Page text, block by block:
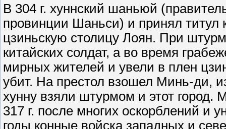
В 304 г. хуннский шаньюй
провинции Шаньси) и принял титул
цзиньскую столицу Лоян. При
китайских солдат, а во время
мирных жителей и увели в плен
убит. На престол взошел Минь-ди,
хунну взяли штурмом и этот
317 г. после многих оскорблений
годы конные войска западных и